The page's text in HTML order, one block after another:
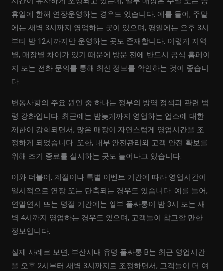
휴일에 한해 연장운영하는 경우도 있습니다. 예를 들어, 주말
에는 새벽 3시까지 영업하는 곳이 있으며, 평일에는 오후 3시
부터 밤 12시까지만 운영하는 곳도 존재합니다. 이렇게 지역
별, 매장별 차이가 있기 때문에 방문 전에 반드시 공식 홈페이
지 또는 전화 문의를 통해 최신 정보를 확인하는 것이 좋습니
다.
변동사항의 주요 원인 중 하나는 정부의 방역 정책과 관련 법
령 강화입니다. 최근에는 밤늦게까지 영업하는 업소에 대한
제한이 강화되면서, 많은 매장이 자연스럽게 영업시간을 조
정하게 되었습니다. 또한, 내부 안전관리와 고객 안전 확보를
위해 조기 종료를 실시하는 곳도 늘어나고 있습니다.
이와 더불어, 계절이나 특별 이벤트 기간에 따라 영업시간이
일시적으로 연장 또는 단축되는 경우도 있습니다. 예를 들어,
연말연시 또는 명절 기간에는 일부 풀싸롱이 밤 3시 또는 새
벽 4시까지 영업하는 경우도 있으며, 고객들이 참고할 만한
정보입니다.
실제 사례로 보면, 부산시내 유명 풀싸롱 B는 최근 영업시간
을 오후 2시부터 새벽 3시까지로 조정하면서, 고객들이 더 여